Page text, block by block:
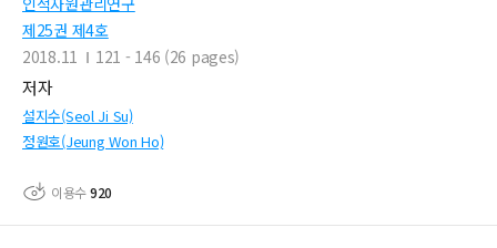
제25권 제4호
2018.11
121 - 146 (26 pages)
저자
설지수(Seol Ji Su)
정원호(Jeung Won Ho)
이용수920